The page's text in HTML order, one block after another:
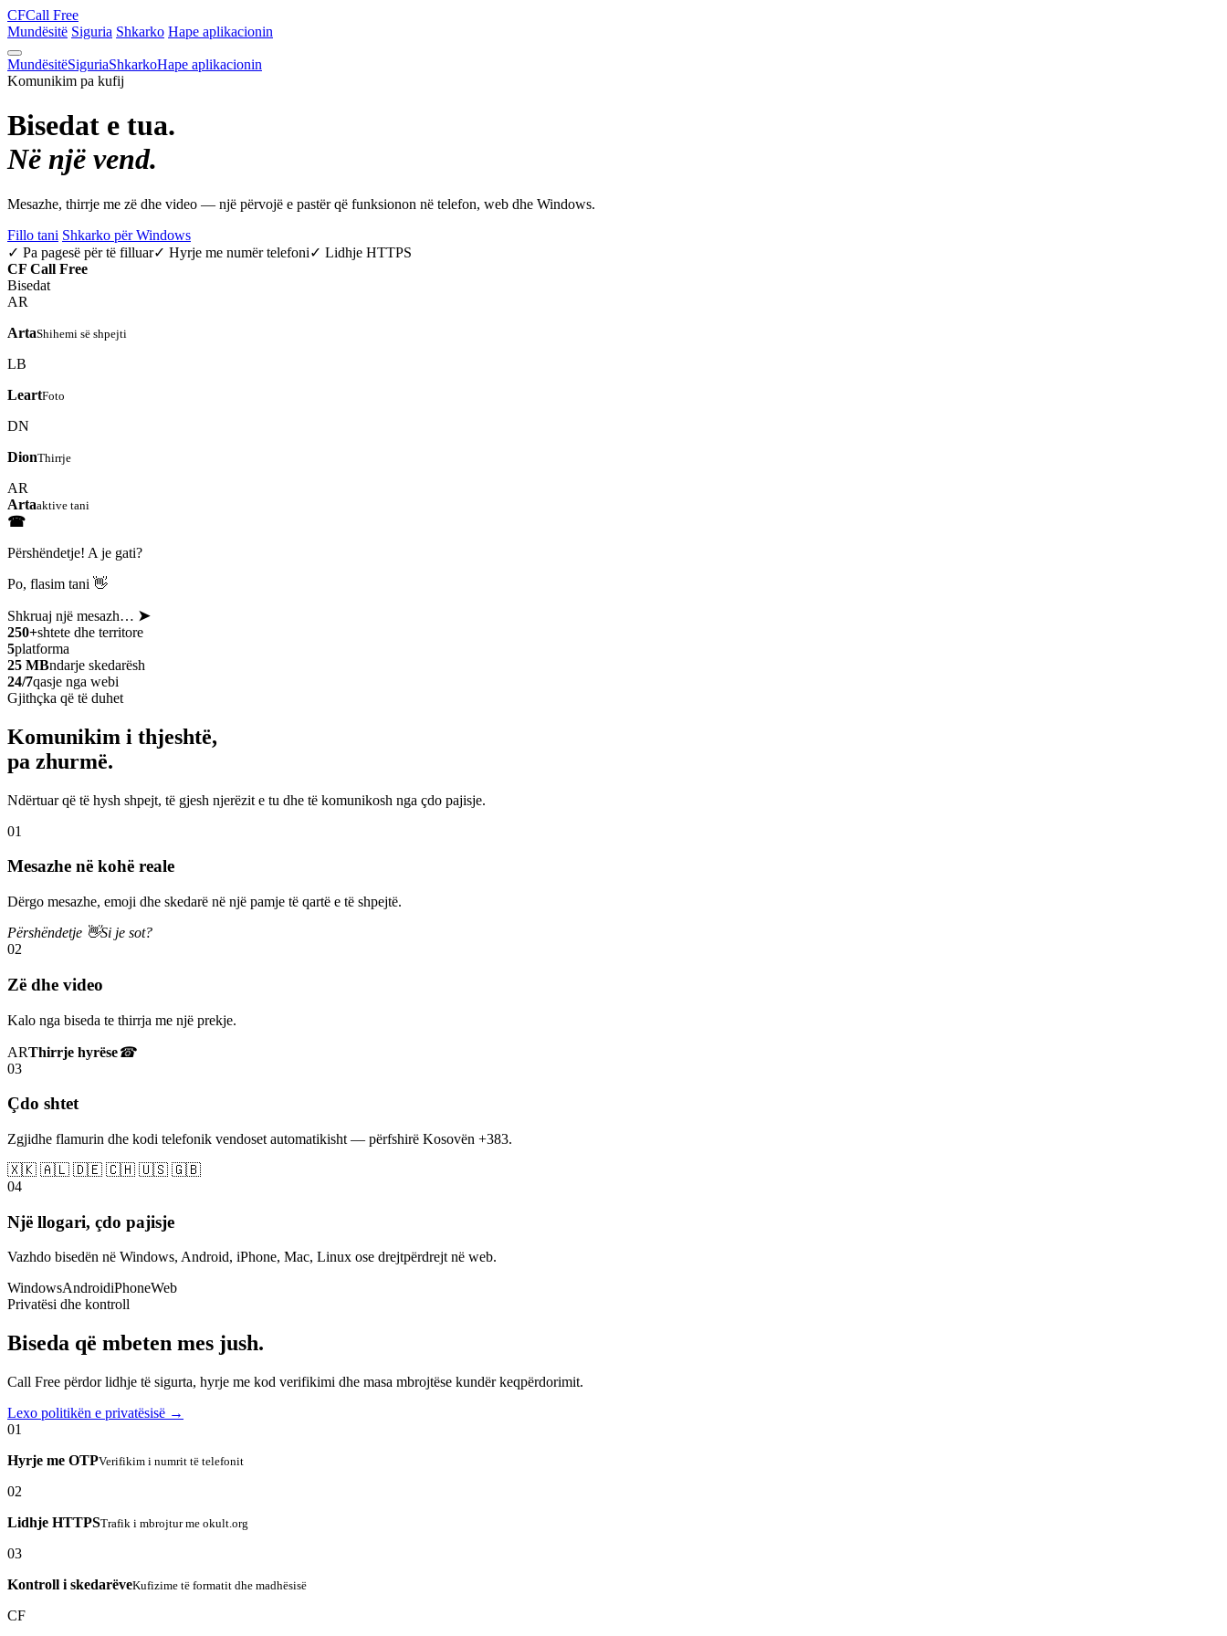
CFCall Free
Mundësitë Siguria Shkarko Hape aplikacionin
MundësitëSiguriaShkarkoHape aplikacionin
Komunikim pa kufij
Bisedat e tua.
Në një vend.
Mesazhe, thirrje me zë dhe video — një përvojë e pastër që funksionon në telefon, web dhe Windows.
Fillo tani Shkarko për Windows
✓ Pa pagesë për të filluar✓ Hyrje me numër telefoni✓ Lidhje HTTPS
CF Call Free
Bisedat
AR
ArtaShihemi së shpejti
LB
LeartFoto
DN
DionThirrje
AR
Artaaktive tani
☎
Përshëndetje! A je gati?
Po, flasim tani 👋
Shkruaj një mesazh… ➤
250+shtete dhe territore
5platforma
25 MBndarje skedarësh
24/7qasje nga webi
Gjithçka që të duhet
Komunikim i thjeshtë,
pa zhurmë.
Ndërtuar që të hysh shpejt, të gjesh njerëzit e tu dhe të komunikosh nga çdo pajisje.
01
Mesazhe në kohë reale
Dërgo mesazhe, emoji dhe skedarë në një pamje të qartë e të shpejtë.
Përshëndetje 👋Si je sot?
02
Zë dhe video
Kalo nga biseda te thirrja me një prekje.
ARThirrje hyrëse☎
03
Çdo shtet
Zgjidhe flamurin dhe kodi telefonik vendoset automatikisht — përfshirë Kosovën +383.
🇽🇰 🇦🇱 🇩🇪 🇨🇭 🇺🇸 🇬🇧
04
Një llogari, çdo pajisje
Vazhdo bisedën në Windows, Android, iPhone, Mac, Linux ose drejtpërdrejt në web.
WindowsAndroidiPhoneWeb
Privatësi dhe kontroll
Biseda që mbeten mes jush.
Call Free përdor lidhje të sigurta, hyrje me kod verifikimi dhe masa mbrojtëse kundër keqpërdorimit.
Lexo politikën e privatësisë →
01
Hyrje me OTPVerifikim i numrit të telefonit
02
Lidhje HTTPSTrafik i mbrojtur me okult.org
03
Kontroll i skedarëveKufizime të formatit dhe madhësisë
CF